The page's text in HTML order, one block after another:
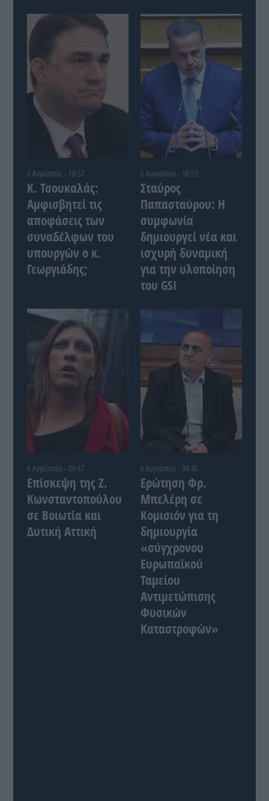
6 Αυγούστου - 10:57
Κ. Τσουκαλάς:
Αμφισβητεί τις
αποφάσεις των
συναδέλφων του
υπουργών ο κ.
Γεωργιάδης;
6 Αυγούστου - 10:53
Σταύρος
Παπασταύρου: Η
συμφωνία
δημιουργεί νέα και
ισχυρή δυναμική
για την υλοποίηση
του GSI
6 Αυγούστου - 09:47
Επίσκεψη της Ζ.
Κωνσταντοπούλου
σε Βοιωτία και
Δυτική Αττική
6 Αυγούστου - 08:46
Ερώτηση Φρ.
Μπελέρη σε
Κομισιόν για τη
δημιουργία
«σύγχρονου
Ευρωπαϊκού
Ταμείου
Αντιμετώπισης
Φυσικών
Καταστροφών»